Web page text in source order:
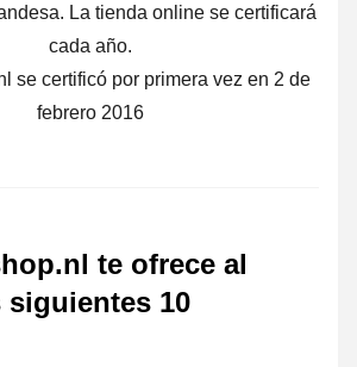
La tienda online se certificará
cada año.
se certificó por primera vez en 2 de
febrero 2016
te ofrece al
siguientes 10